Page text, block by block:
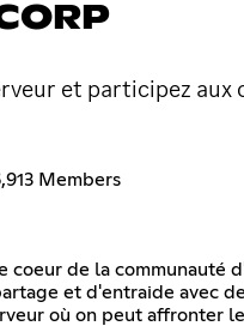
et participez
Members
coeur de la communauté
et d'entraide avec
où on peut affronter